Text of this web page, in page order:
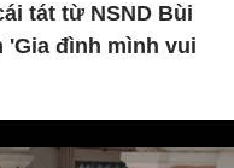
tát từ NSND Bùi
đình mình vui